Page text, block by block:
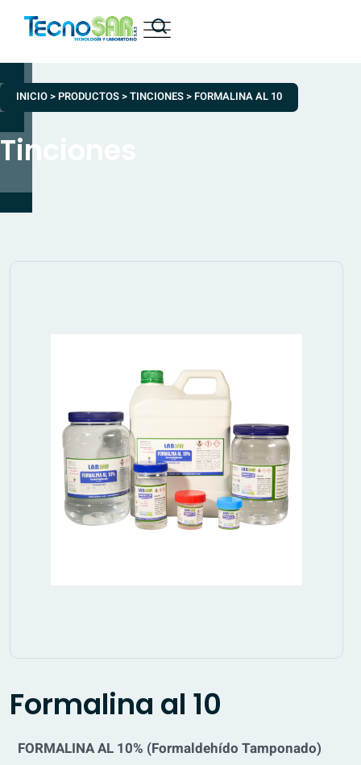
INICIO> PRODUCTOS>TINCIONES> FORMALINA AL 10
Tinciones
Formalina al 10
FORMALINA AL 10% (Formaldehído Tamponado)